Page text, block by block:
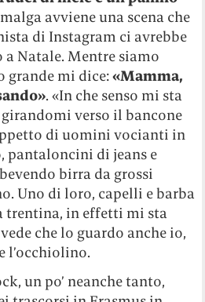
avviene una scena che
di Instagram ci avrebbe
Natale. Mentre siamo
grande mi dice:«Mamma,
. «In che senso mi sta
verso il bancone
di uomini vocianti in
pantaloncini di jeans e
birra da grossi
Uno di loro, capelli e barba
trentina, in effetti mi sta
che lo guardo anche io,
l’occhiolino.
un po’ neanche tanto,